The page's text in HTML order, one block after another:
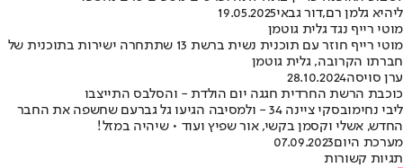
ליהיא גלמן רם,דור גבאי19.05.2025
מוטי רייף נגד גלית גוטמן
מוטי רייף חוזר עם תוכנית נשית ברשת 13 שתתחרה ישירות בתוכנית של
חברתו הקרובה, גלית גוטמן
ערן סויסה28.10.2024
כוכבת הרשת החרדית חגגה יום הולדת - והסלבס התייצבו
ליבי נחימובסקי ציינה 34 - ולמסיבה הגיעו גל גברעם שחשפה את החבר
החדש, אשלי וקסמן בקשי, אור שפיץ ועוד • שיהיה במזל!
מערכת היום07.09.2023
תגיות קשורות